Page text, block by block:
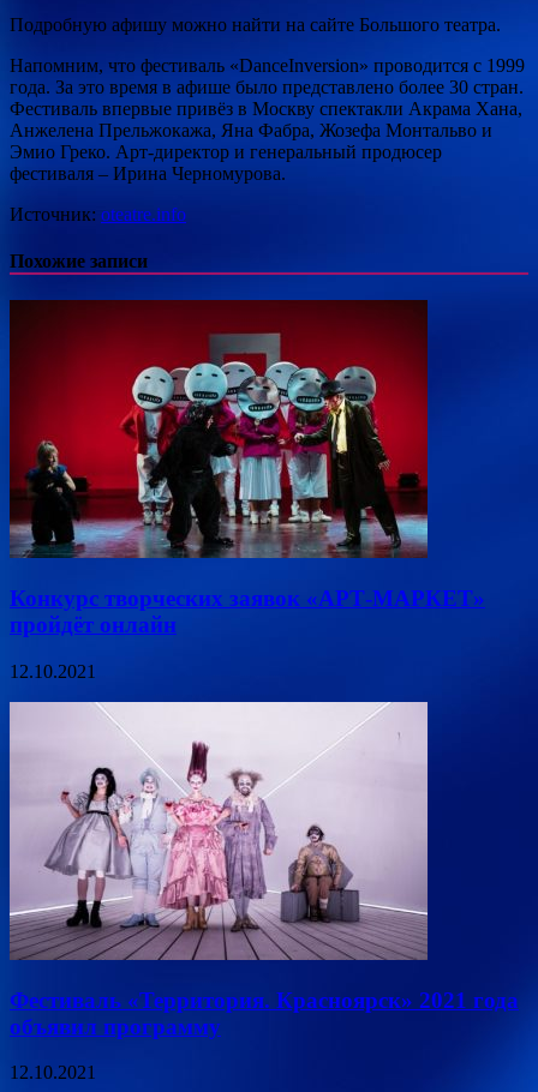
Подробную афишу можно найти на сайте Большого театра.
Напомним, что фестиваль «DanceInversion» проводится с 1999
года. За это время в афише было представлено более 30 стран.
Фестиваль впервые привёз в Москву спектакли Акрама Хана,
Анжелена Прельжокажа, Яна Фабра, Жозефа Монтальво и
Эмио Греко. Арт-директор и генеральный продюсер
фестиваля – Ирина Черномурова.
Источник: oteatre.info
Похожие записи
Конкурс творческих заявок «АРТ-МАРКЕТ»
пройдёт онлайн
12.10.2021
Фестиваль «Территория. Красноярск» 2021 года
объявил программу
12.10.2021